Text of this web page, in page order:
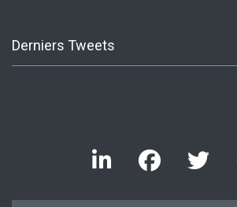
Derniers Tweets